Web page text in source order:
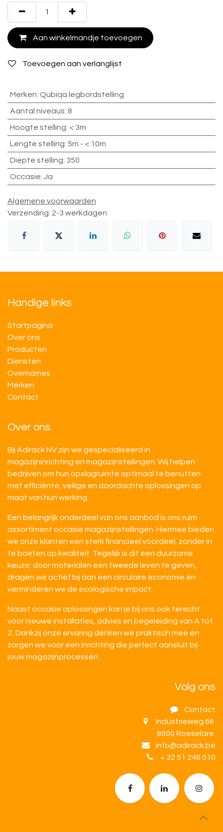
Aan winkelmandje toevoegen
Toevoegen aan verlanglijst
Merken: Qubiqa legbordstelling
Aantal niveaus: 8
Hoogte stelling: < 3m
Lengte stelling: 5m - < 10m
Diepte stelling: 350
Occasie: Ja
Algemene voorwaarden
Verzending: 2-3 werkdagen
Handige links
Startpagina
Over ons
Producten
Diensten
Overnames
M​​erken
Contact
Over ons
Bij Adirack NV zijn we gespecialiseerd in
magazijninrichting en magazijnstellingen. Wij helpen
bedrijven om hun opslagruimte optimaal te benutten
met efficiënte, veilige en doordachte oplossingen op
maat van hun werking.
Een belangrijk onderdeel van ons aanbod is ons ruim
assortiment occasie magazijnstellingen. Hiermee bieden
we onze klanten een sterk financieel voordeel, zonder in
te boeten op kwaliteit. Tegelijk is dit een duurzame
keuze: door materialen een tweede leven te geven,
dragen we actief bij aan een circulaire economie en
verminderen we de ecologische impact.
Naast occasie oplossingen kan je bij ons ook terecht
voor nieuwe installaties, advies en begeleiding van A tot
Z. Dankzij onze ervaring denken we praktisch mee en
zorgen we voor een inrichting die perfect aansluit bij
jouw magazijnprocessen.
Volg ons
Contact
Industrieweg 66
8800 Roeselare
info@adirack.be
+ 32 51 246 010